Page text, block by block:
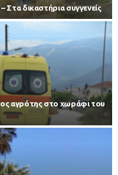
Στα δικαστήρια συγγενείς
αγρότης στο χωράφι του